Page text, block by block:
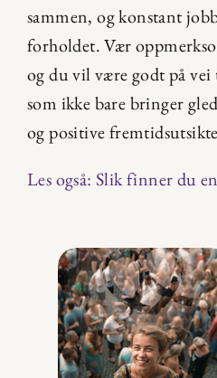
sammen, og konstant
forholdet. Vær
og du vil være godt på
som ikke bare bringer
og positive
Les også: Slik finner du